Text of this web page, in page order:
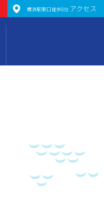
横浜駅東口徒歩8分 アクセス